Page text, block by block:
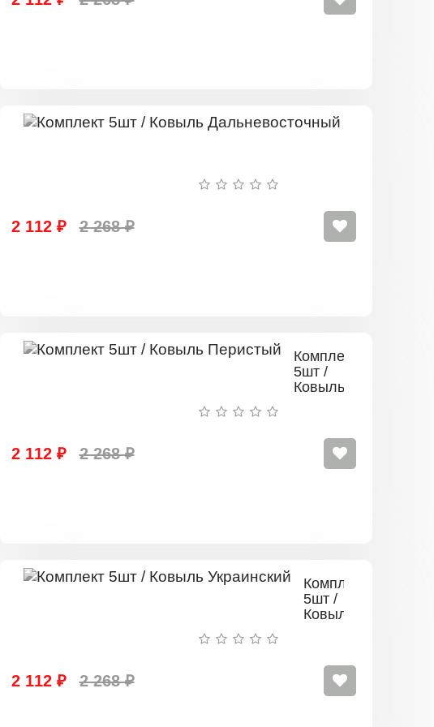
2 112 ₽ 2 268 ₽
Комплект
5шт /
Ковыль
2 112 ₽ 2 268 ₽
Комплект
5шт /
Ковыль
2 112 ₽ 2 268 ₽